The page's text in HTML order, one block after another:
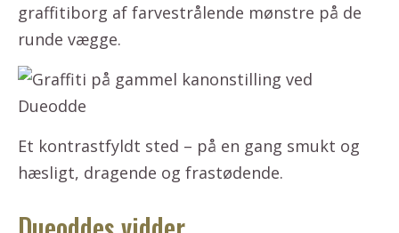
graffitiborg af farvestrålende mønstre på de
runde vægge.
Et kontrastfyldt sted – på en gang smukt og
hæsligt, dragende og frastødende.